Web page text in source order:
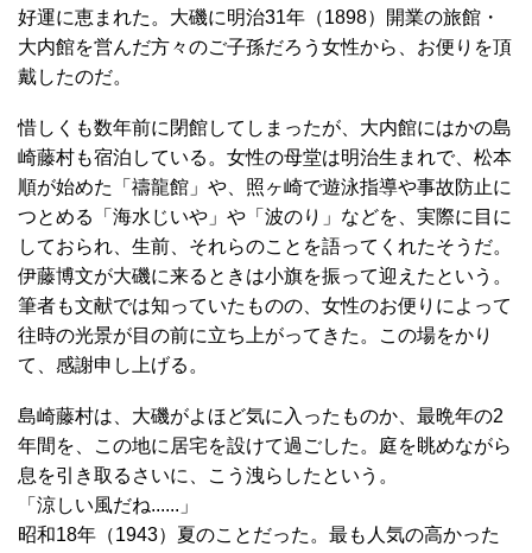
好運に恵まれた。大磯に明治31年（1898）開業の旅館・
大内館を営んだ方々のご子孫だろう女性から、お便りを頂
戴したのだ。
惜しくも数年前に閉館してしまったが、大内館にはかの島
崎藤村も宿泊している。女性の母堂は明治生まれで、松本
順が始めた「禱龍館」や、照ヶ崎で遊泳指導や事故防止に
つとめる「海水じいや」や「波のり」などを、実際に目に
しておられ、生前、それらのことを語ってくれたそうだ。
伊藤博文が大磯に来るときは小旗を振って迎えたという。
筆者も文献では知っていたものの、女性のお便りによって
往時の光景が目の前に立ち上がってきた。この場をかり
て、感謝申し上げる。
島崎藤村は、大磯がよほど気に入ったものか、最晩年の2
年間を、この地に居宅を設けて過ごした。庭を眺めながら
息を引き取るさいに、こう洩らしたという。
「涼しい風だね......」
昭和18年（1943）夏のことだった。最も人気の高かった